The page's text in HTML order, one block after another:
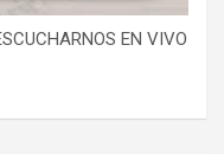
EN VIVO